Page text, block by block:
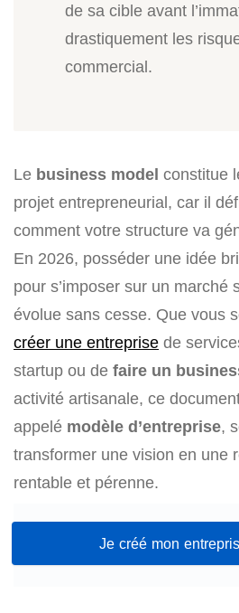
de sa cible avant
drastiquement les
commercial.
Le business model constitue
projet entrepreneurial, car il
comment votre structure va
En 2026, posséder une idée
pour s’imposer sur un marché
évolue sans cesse. Que vous
créer une entreprise de
startup ou de faire un
activité artisanale, ce
appelé modèle d’entreprise,
transformer une vision en une
rentable et pérenne.
Je créé mon